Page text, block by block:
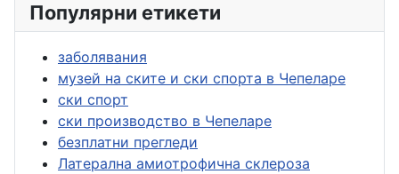
Популярни етикети
заболявания
музей на ските и ски спорта в Чепеларе
ски спорт
ски производство в Чепеларе
безплатни прегледи
Латерална амиотрофична склероза